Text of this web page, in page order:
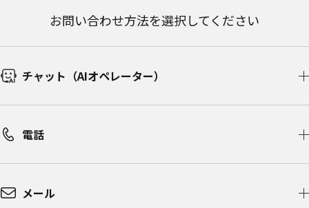
お問い合わせ方法を選択してください
チャット（AIオペレーター）​
電話
メール